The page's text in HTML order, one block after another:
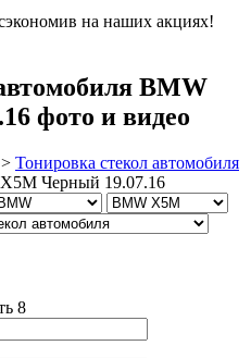
на наших акциях!
BMW
фото и видео
> Тонировка стекол автомобиля
Черный 19.07.16
8